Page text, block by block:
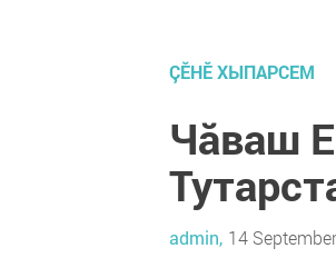
ÇӖНӖ ХЫПАРСЕМ
Чăваш
admin, 14